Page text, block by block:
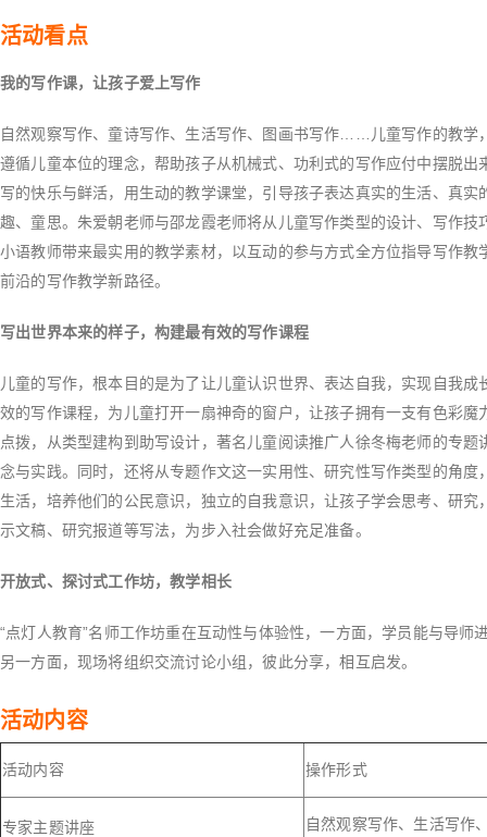
活动看点
我的写作课，让孩子爱上写作
自然观察写作、童诗写作、生活写作、图画书写作……儿童写作的教学
遵循儿童本位的理念，帮助孩子从机械式、功利式的写作应付中摆脱出
写的快乐与鲜活，用生动的教学课堂，引导孩子表达真实的生活、真实
趣、童思。朱爱朝老师与邵龙霞老师将从儿童写作类型的设计、写作技
小语教师带来最实用的教学素材，以互动的参与方式全方位指导写作教
前沿的写作教学新路径。
写出世界本来的样子，构建最有效的写作课程
儿童的写作，根本目的是为了让儿童认识世界、表达自我，实现自我成
效的写作课程，为儿童打开一扇神奇的窗户，让孩子拥有一支有色彩魔
点拨，从类型建构到助写设计，著名儿童阅读推广人徐冬梅老师的专题
念与实践。同时，还将从专题作文这一实用性、研究性写作类型的角度
生活，培养他们的公民意识，独立的自我意识，让孩子学会思考、研究
示文稿、研究报道等写法，为步入社会做好充足准备。
开放式、探讨式工作坊，教学相长
“点灯人教育”名师工作坊重在互动性与体验性，一方面，学员能与导师
另一方面，现场将组织交流讨论小组，彼此分享，相互启发。
活动内容
活动内容 操作形式
专家主题讲座
自然观察写作、生活写作